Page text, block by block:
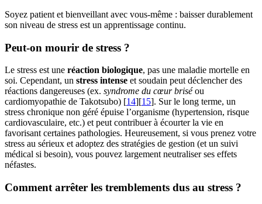
Soyez patient et bienveillant avec vous-même : baisser durablement
son niveau de stress est un apprentissage continu.
Peut-on mourir de stress ?
Le stress est une réaction biologique, pas une maladie mortelle en
soi. Cependant, un stress intense et soudain peut déclencher des
réactions dangereuses (ex. syndrome du cœur briséou
cardiomyopathie de Takotsubo) [14][15]. Sur le long terme, un
stress chronique non géré épuise l’organisme (hypertension, risque
cardiovasculaire, etc.) et peut contribuer à écourter la vie en
favorisant certaines pathologies. Heureusement, si vous prenez votre
stress au sérieux et adoptez des stratégies de gestion (et un suivi
médical si besoin), vous pouvez largement neutraliser ses effets
néfastes.
Comment arrêter les tremblements dus au stress ?